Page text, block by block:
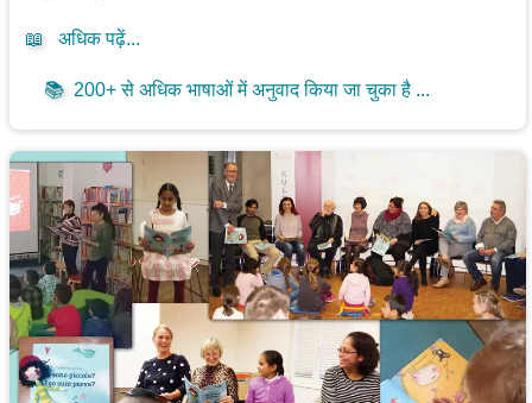
📖 अधिक पढ़ें...
📚 200+ से अधिक भाषाओं में अनुवाद किया जा चुका है ...